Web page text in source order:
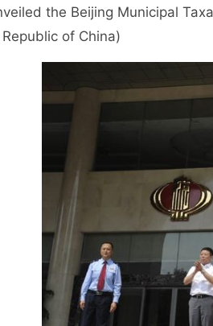
the Beijing Municipal
Republic of China)